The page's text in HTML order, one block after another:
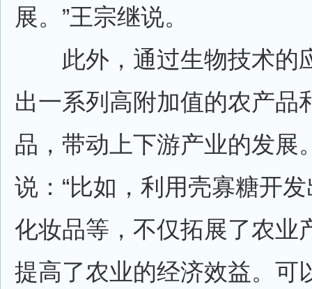
展。”王宗继说。
此外，通过生物技术的
出一系列高附加值的农产品
品，带动上下游产业的发展
说：“比如，利用壳寡糖开
化妆品等，不仅拓展了农业
提高了农业的经济效益。可